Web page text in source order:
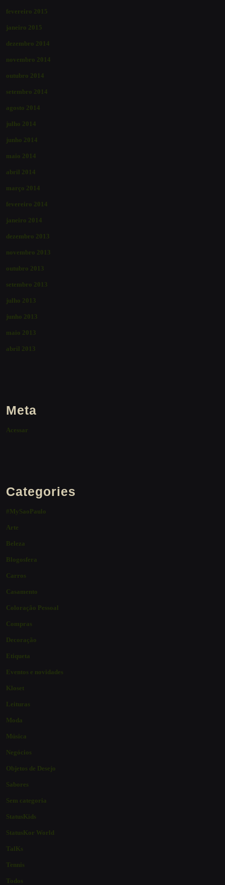
fevereiro 2015
janeiro 2015
dezembro 2014
novembro 2014
outubro 2014
setembro 2014
agosto 2014
julho 2014
junho 2014
maio 2014
abril 2014
março 2014
fevereiro 2014
janeiro 2014
dezembro 2013
novembro 2013
outubro 2013
setembro 2013
julho 2013
junho 2013
maio 2013
abril 2013
Meta
Acessar
Categories
#MySaoPaulo
Arte
Beleza
Blogosfera
Carros
Casamento
Coloração Pessoal
Compras
Decoração
Etiqueta
Eventos e novidades
Kloset
Leituras
Moda
Música
Negócios
Objetos de Desejo
Sabores
Sem categoria
StatusKids
StatusKor World
TalKs
Tennis
Todos